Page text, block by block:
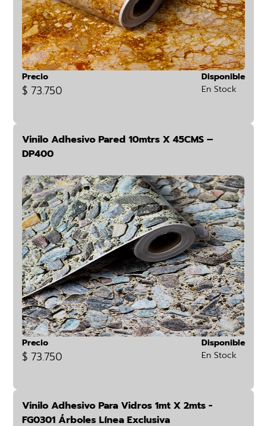
Precio
$ 73.750
Disponible
En Stock
Vinilo Adhesivo Pared 10mtrs X 45CMS –
DP400
Precio
$ 73.750
Disponible
En Stock
Vinilo Adhesivo Para Vidros 1mt X 2mts -
FG0301 Árboles Línea Exclusiva